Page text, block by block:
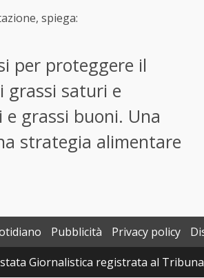
spiega:
per proteggere il
grassi saturi e
grassi buoni. Una
strategia alimentare
Pubblicità Privacy policy
Giornalistica registrata al